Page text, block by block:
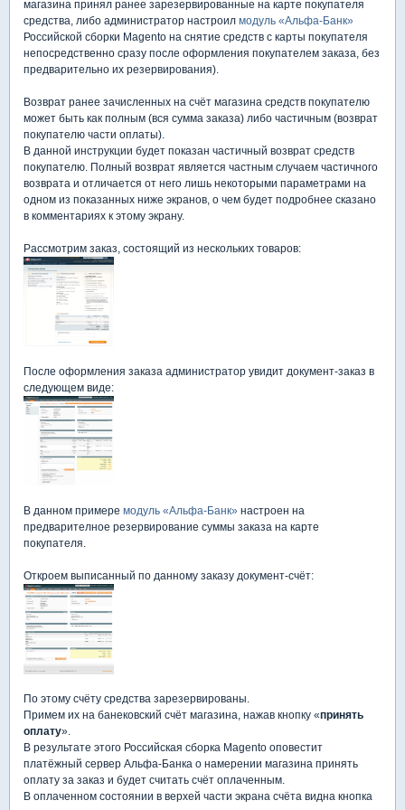
магазина принял ранее зарезервированные на карте покупателя
средства, либо администратор настроил модуль «Альфа-Банк»
Российской сборки Magento на снятие средств с карты покупателя
непосредственно сразу после оформления покупателем заказа, без
предварительно их резервирования).
Возврат ранее зачисленных на счёт магазина средств покупателю
может быть как полным (вся сумма заказа) либо частичным (возврат
покупателю части оплаты).
В данной инструкции будет показан частичный возврат средств
покупателю. Полный возврат является частным случаем частичного
возврата и отличается от него лишь некоторыми параметрами на
одном из показанных ниже экранов, о чем будет подробнее сказано
в комментариях к этому экрану.
Рассмотрим заказ, состоящий из нескольких товаров:
После оформления заказа администратор увидит документ-заказ в
следующем виде:
В данном примере модуль «Альфа-Банк» настроен на
предварителное резервирование суммы заказа на карте
покупателя.
Откроем выписанный по данному заказу документ-счёт:
По этому счёту средства зарезервированы.
Примем их на банековский счёт магазина, нажав кнопку «принять
оплату».
В результате этого Российская сборка Magento оповестит
платёжный сервер Альфа-Банка о намерении магазина принять
оплату за заказ и будет считать счёт оплаченным.
В оплаченном состоянии в верхей части экрана счёта видна кнопка